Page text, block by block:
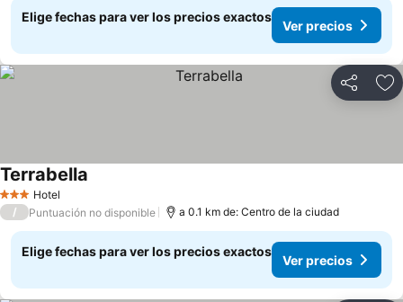
Elige fechas para ver los precios exactos
Ver precios
Compartir
3 Estrellas
Hotel
Terrabella
/ Puntuación no disponible a 0.1 km de: Centro de la ciudad
Elige fechas para ver los precios exactos
Ver precios